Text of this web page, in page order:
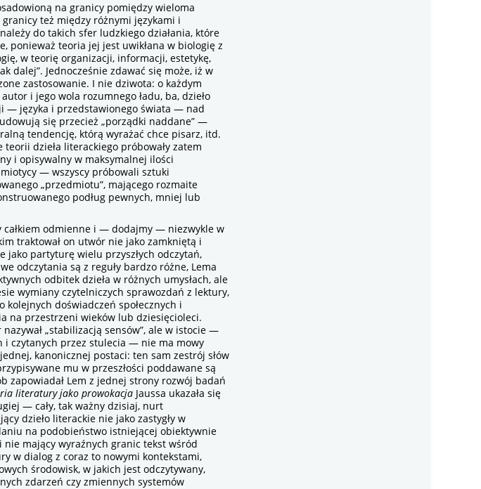
na granicy pomiędzy wieloma
też między różnymi językami i
do takich sfer ludzkiego działania, które
ponieważ teoria jej jest uwikłana w biologię z
w teorię organizacji, informacji, estetykę,
Jednocześnie zdawać się może, iż w
zastosowanie. I nie dziwota: o każdym
i jego wola rozumnego ładu, ba, dzieło
— języka i przedstawionego świata — nad
się przecież „porządki naddane” —
tendencję, którą wyrażać chce pisarz, itd.
dzieła literackiego próbowały zatem
i opisywalny w maksymalnej ilości
— wszyscy próbowali sztuki
„przedmiotu”, mającego rozmaite
podług pewnych, mniej lub
całkiem odmienne i — dodajmy — niezwykle w
traktował on utwór nie jako zamkniętą i
jako partyturę wielu przyszłych odczytań,
odczytania są z reguły bardzo różne, Lema
odbitek dzieła w różnych umysłach, ale
wymiany czytelniczych sprawozdań z lektury,
doświadczeń społecznych i
na przestrzeni wieków lub dziesięcioleci.
„stabilizacją sensów”, ale w istocie —
i czytanych przez stulecia — nie ma mowy
kanonicznej postaci: ten sam zestrój słów
mu w przeszłości poddawane są
zapowiadał Lem z jednej strony rozwój badań
literatury jako prowokacja Jaussa ukazała się
— cały, tak ważny dzisiaj, nurt
dzieło literackie nie jako zastygły w
na podobieństwo istniejącej obiektywnie
mający wyraźnych granic tekst wśród
w dialog z coraz to nowymi kontekstami,
środowisk, w jakich jest odczytywany,
zdarzeń czy zmiennych systemów